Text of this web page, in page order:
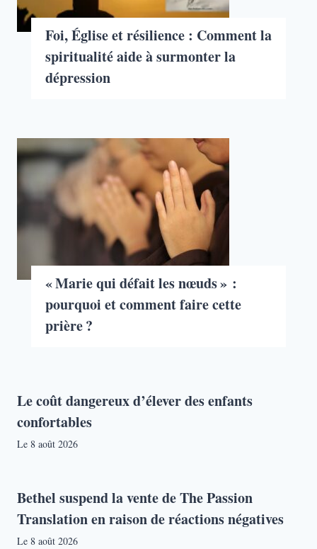
Foi, Église et résilience : Comment la
spiritualité aide à surmonter la
dépression
« Marie qui défait les nœuds » :
pourquoi et comment faire cette
prière ?
Le coût dangereux d’élever des enfants
confortables
Le 8 août 2026
Bethel suspend la vente de The Passion
Translation en raison de réactions négatives
Le 8 août 2026